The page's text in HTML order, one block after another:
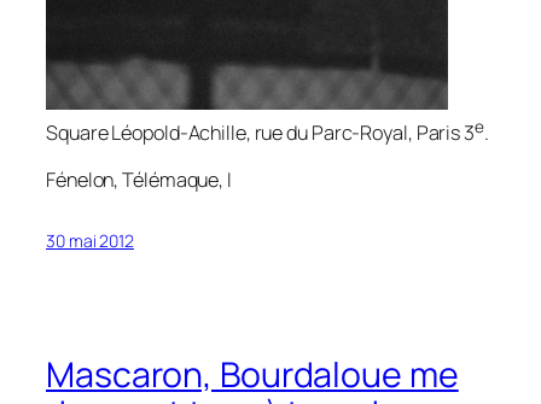
Square Léopold-Achille, rue du Parc-Royal, Paris 3e.
Fénelon,Télémaque, I
30 mai 2012
Mascaron, Bourdaloue me